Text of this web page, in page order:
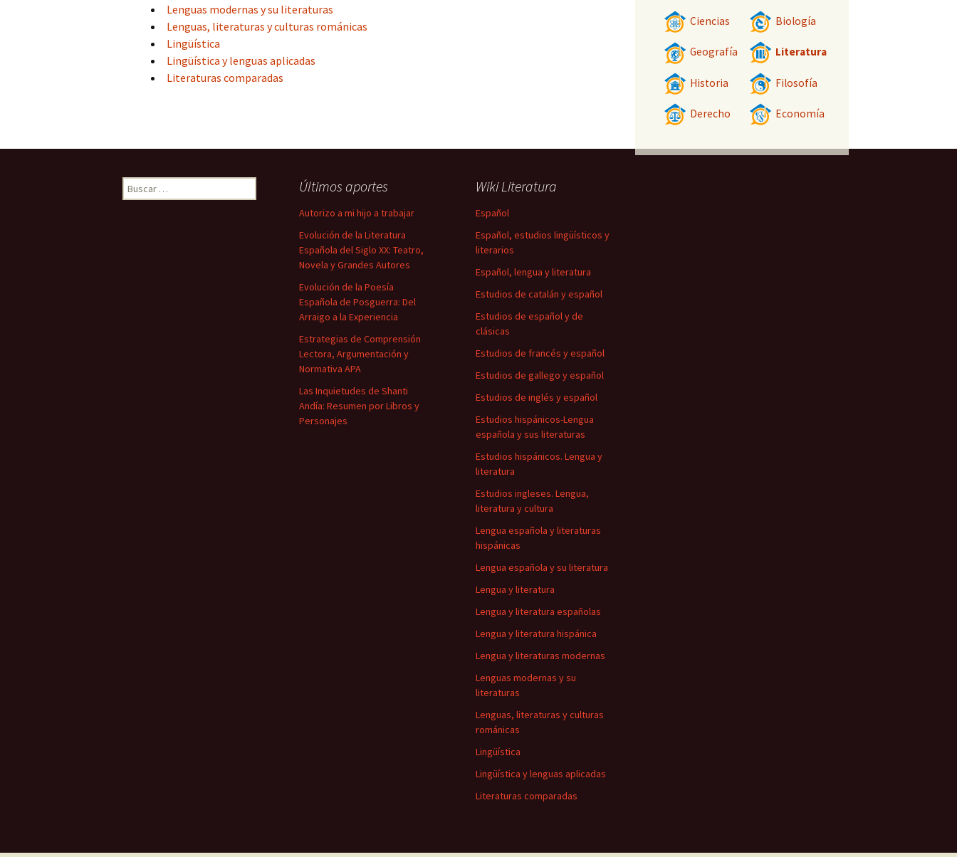
Lenguas modernas y su literaturas
Lenguas, literaturas y culturas románicas
Lingüística
Lingüística y lenguas aplicadas
Literaturas comparadas
Ciencias Biología
Geografía Literatura
Historia Filosofía
Derecho Economía
Buscar: Últimos aportes
Autorizo a mi hijo a trabajar
Evolución de la Literatura
Española del Siglo XX: Teatro,
Novela y Grandes Autores
Evolución de la Poesía
Española de Posguerra: Del
Arraigo a la Experiencia
Estrategias de Comprensión
Lectora, Argumentación y
Normativa APA
Las Inquietudes de Shanti
Andía: Resumen por Libros y
Personajes
Wiki Literatura
Español
Español, estudios lingüísticos y
literarios
Español, lengua y literatura
Estudios de catalán y español
Estudios de español y de
clásicas
Estudios de francés y español
Estudios de gallego y español
Estudios de inglés y español
Estudios hispánicos-Lengua
española y sus literaturas
Estudios hispánicos. Lengua y
literatura
Estudios ingleses. Lengua,
literatura y cultura
Lengua española y literaturas
hispánicas
Lengua española y su literatura
Lengua y literatura
Lengua y literatura españolas
Lengua y literatura hispánica
Lengua y literaturas modernas
Lenguas modernas y su
literaturas
Lenguas, literaturas y culturas
románicas
Lingüística
Lingüística y lenguas aplicadas
Literaturas comparadas